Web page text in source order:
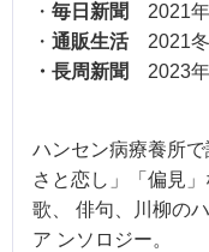
・ 毎日新聞 2021
・ 通販生活2021
・長周新聞
2023年
ハンセン病療養所
さと恋し」「偏見
歌、 俳句、川柳の
ア ンソロジー。